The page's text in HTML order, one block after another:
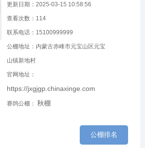
更新日期：2025-03-15 10:58:56
查看次数： 114
联系电话：15100999999
公棚地址：内蒙古赤峰市元宝山区元宝
山镇新地村
官网地址：
https://jxgjgp.chinaxinge.com
赛鸽公棚： 秋棚
公棚排名